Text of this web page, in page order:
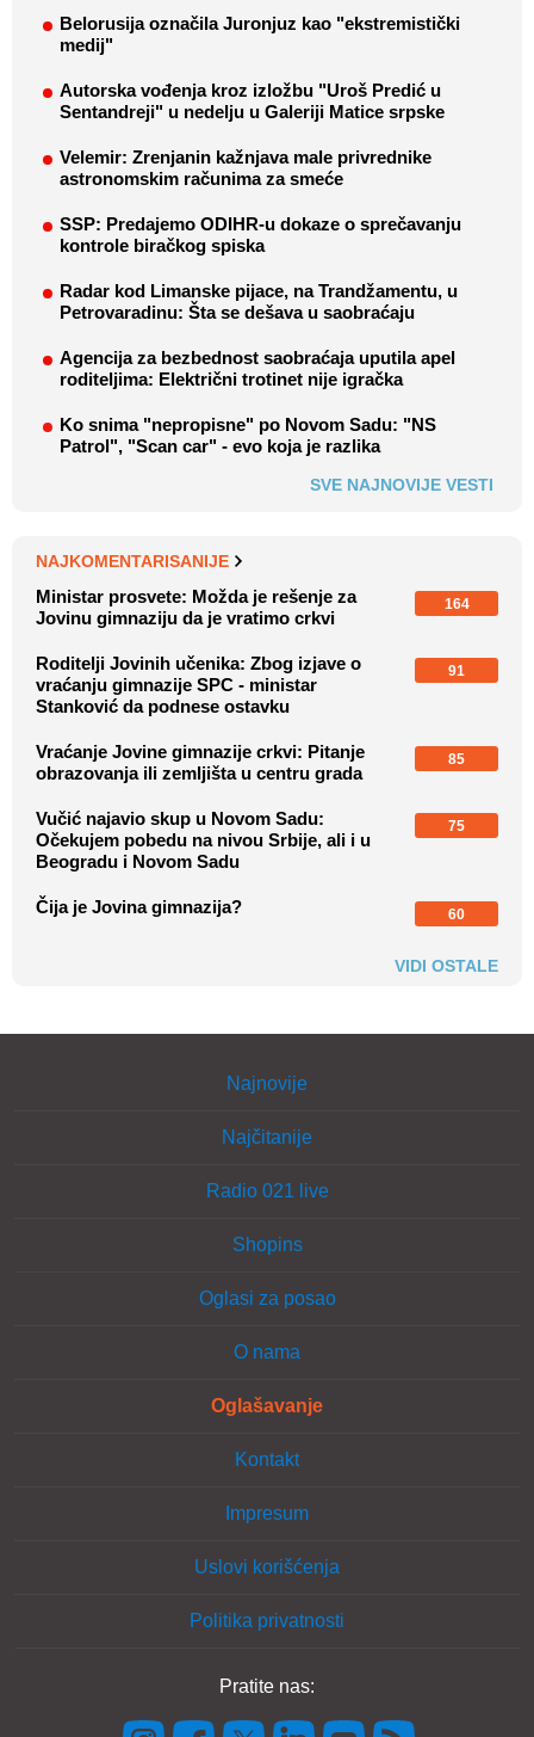
Belorusija označila Juronjuz kao "ekstremistički
medij"
Autorska vođenja kroz izložbu "Uroš Predić u
Sentandreji" u nedelju u Galeriji Matice srpske
Velemir: Zrenjanin kažnjava male privrednike
astronomskim računima za smeće
SSP: Predajemo ODIHR-u dokaze o sprečavanju
kontrole biračkog spiska
Radar kod Limanske pijace, na Trandžamentu, u
Petrovaradinu: Šta se dešava u saobraćaju
Agencija za bezbednost saobraćaja uputila apel
roditeljima: Električni trotinet nije igračka
Ko snima "nepropisne" po Novom Sadu: "NS
Patrol", "Scan car" - evo koja je razlika
SVE NAJNOVIJE VESTI
NAJKOMENTARISANIJE
Ministar prosvete: Možda je rešenje za
Jovinu gimnaziju da je vratimo crkvi
164
Roditelji Jovinih učenika: Zbog izjave o
vraćanju gimnazije SPC - ministar
Stanković da podnese ostavku
91
Vraćanje Jovine gimnazije crkvi: Pitanje
obrazovanja ili zemljišta u centru grada
85
Vučić najavio skup u Novom Sadu:
Očekujem pobedu na nivou Srbije, ali i u
Beogradu i Novom Sadu
75
Čija je Jovina gimnazija? 60
VIDI OSTALE
Najnovije
Najčitanije
Radio 021 live
Shopins
Oglasi za posao
O nama
Oglašavanje
Kontakt
Impresum
Uslovi korišćenja
Politika privatnosti
Pratite nas: